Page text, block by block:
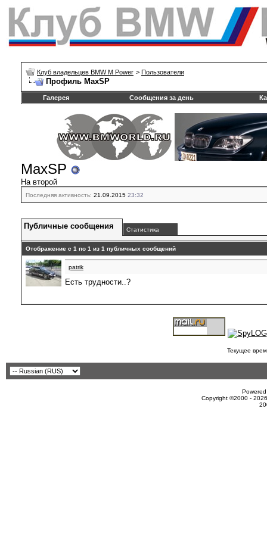
Клуб владельцев BMW M Power > Пользователи
Профиль MaxSP
Галерея Сообщения за день
MaxSP
На второй
Последняя активность: 21.09.2015 23:32
Публичные сообщения Статистика
Отображение с 1 по 1 из 1 публичных сообщений
patrik
Есть трудности..?
Текущее
Copyright ©2000 -